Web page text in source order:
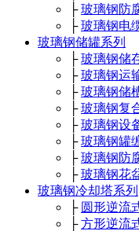
├玻璃钢防
├玻璃钢电
玻璃钢储罐系列
├玻璃钢储
├玻璃钢运
├玻璃钢储
├玻璃钢复
├玻璃钢设
├玻璃钢罐
├玻璃钢防
├玻璃钢花
玻璃钢冷却塔系列
├ 圆形逆流
├方形逆流